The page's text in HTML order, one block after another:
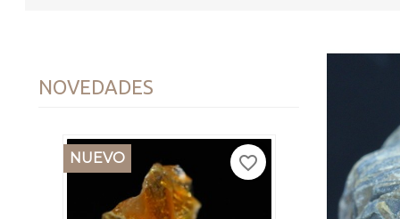
NOVEDADES
NUEVO favorite_border